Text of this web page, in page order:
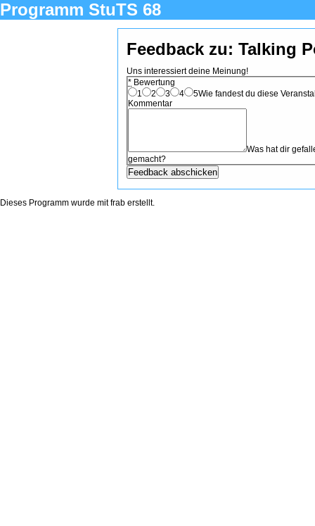
Programm StuTS 68
Feedback zu: Talking
Uns interessiert deine Meinung!
* Bewertung
1
2 3 4 5Wie fandest du diese
Kommentar
Was hat dir
gemacht?
Dieses Programm wurde mitfrab erstellt.